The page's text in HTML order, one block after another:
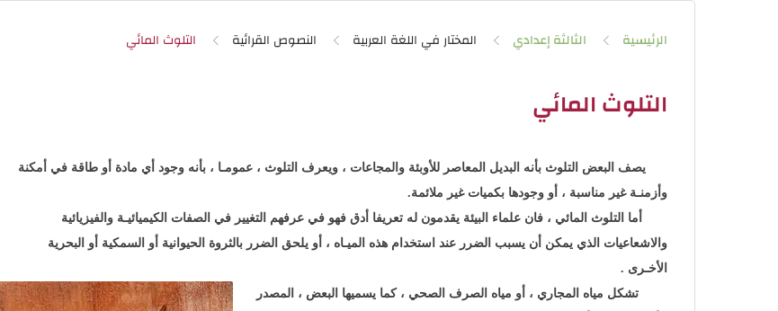
الرئيسية الثالثة إعدادي المختار في اللغة العربية النصوص القرائية
التلوث المائي
يصف البعض التلوث بأنه البديل المعاصر للأوبئة والمجاعات ، ويعرف التلوث ، عمومـا ، بأنه وجود أي مادة أو طاقة في أمكنة
وأزمنـة غير مناسبة ، أو وجودها بكميات غير ملائمة.
أما التلوث المائي ، فان علماء البيئة يقدمون له تعريفا أدق فهو في عرفهم التغيير في الصفات الكيميائيـة والفيزيائية
والاشعاعيات الذي يمكن أن يسبب الضرر عند استخدام هذه الميـاه ، أو يلحق الضرر بالثروة الحيوانية أو السمكية أو البحرية
الأخـرى .
تشكل مياه المجاري ، أو مياه الصرف الصحي ، كما يسميها البعض ، المصدر